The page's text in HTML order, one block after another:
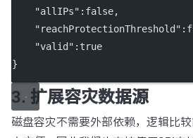
    "allIPs":false,
    "valid":true
}
3. 扩展容灾数据源
磁盘容灾不需要外部依赖，逻辑比